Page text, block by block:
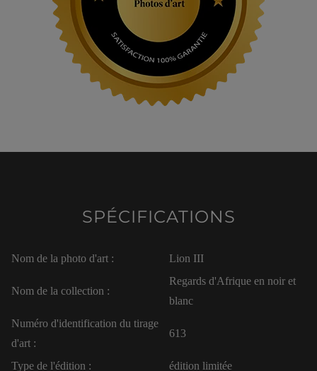
SPÉCIFICATIONS
Nom de la photo d'art : Lion III
Nom de la collection :
Regards d'Afrique en noir et
blanc
Numéro d'identification du tirage
d'art :
613
Type de l'édition : édition limitée